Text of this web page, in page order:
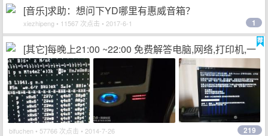
[音乐]求助：想问下YD哪里有惠威音箱？
xiezhipeng • 11567 次点击 • 2017-6-1 1
[其它]每晚上21:00 ~22:00 免费解答电脑,网络,打印机,一
体机故障问题,数码相机选购疑问
bifuchen • 57766 次点击 • 2014-7-26 219